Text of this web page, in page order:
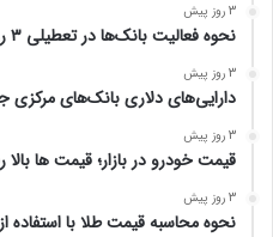
3 روز پیش
نحوه فعالیت بانک‌ها در تعطیلی ۳ روزه تهران
3 روز پیش
دارایی‌های دلاری بانک‌های
3 روز پیش
قیمت خودرو در بازار؛ قیمت ها
3 روز پیش
نحوه محاسبه قیمت طلا با